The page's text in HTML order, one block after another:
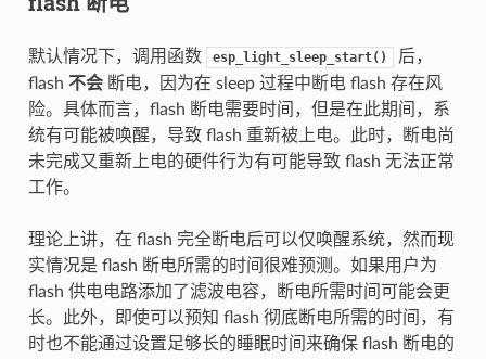
默认情况下，调用函数 esp_light_sleep_start()
后，
flash 不会断电，因为在 sleep 过程中断电 flash 存在风
险。具体而言，flash 断电需要时间，但是在此期间，系
统有可能被唤醒，导致 flash 重新被上电。此时，断电尚
未完成又重新上电的硬件行为有可能导致 flash 无法正常
工作。
理论上讲，在 flash 完全断电后可以仅唤醒系统，然而现
实情况是 flash 断电所需的时间很难预测。如果用户为
flash 供电电路添加了滤波电容，断电所需时间可能会更
长。此外，即使可以预知 flash 彻底断电所需的时间，有
时也不能通过设置足够长的睡眠时间来确保 flash 断电的